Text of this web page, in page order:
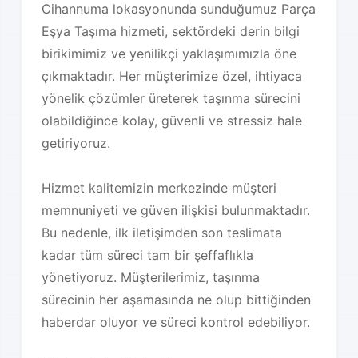
Cihannuma lokasyonunda sunduğumuz Parça
Eşya Taşıma hizmeti, sektördeki derin bilgi
birikimimiz ve yenilikçi yaklaşımımızla öne
çıkmaktadır. Her müşterimize özel, ihtiyaca
yönelik çözümler üreterek taşınma sürecini
olabildiğince kolay, güvenli ve stressiz hale
getiriyoruz.
Hizmet kalitemizin merkezinde müşteri
memnuniyeti ve güven ilişkisi bulunmaktadır.
Bu nedenle, ilk iletişimden son teslimata
kadar tüm süreci tam bir şeffaflıkla
yönetiyoruz. Müşterilerimiz, taşınma
sürecinin her aşamasında ne olup bittiğinden
haberdar oluyor ve süreci kontrol edebiliyor.